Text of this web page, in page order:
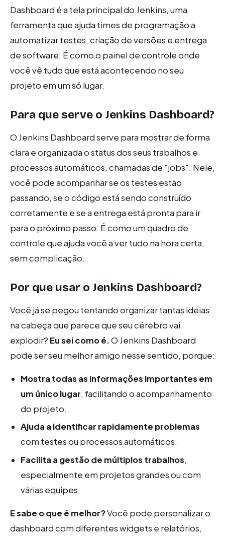
Dashboard é a tela principal do Jenkins, uma
ferramenta que ajuda times de programação a
automatizar testes, criação de versões e entrega
de software. É como o painel de controle onde
você vê tudo que está acontecendo no seu
projeto em um só lugar.
Para que serve o Jenkins Dashboard?
O Jenkins Dashboard serve para mostrar de forma
clara e organizada o status dos seus trabalhos e
processos automáticos, chamadas de "jobs". Nele,
você pode acompanhar se os testes estão
passando, se o código está sendo construído
corretamente e se a entrega está pronta para ir
para o próximo passo. É como um quadro de
controle que ajuda você a ver tudo na hora certa,
sem complicação.
Por que usar o Jenkins Dashboard?
Você já se pegou tentando organizar tantas ideias
na cabeça que parece que seu cérebro vai
explodir? Eu sei como é.O Jenkins Dashboard
pode ser seu melhor amigo nesse sentido, porque:
Mostra todas as informações importantes em
um único lugar, facilitando o acompanhamento
do projeto.
Ajuda a identificar rapidamente problemas
com testes ou processos automáticos.
Facilita a gestão de múltiplos trabalhos,
especialmente em projetos grandes ou com
várias equipes.
E sabe o que é melhor?Você pode personalizar o
dashboard com diferentes widgets e relatórios,